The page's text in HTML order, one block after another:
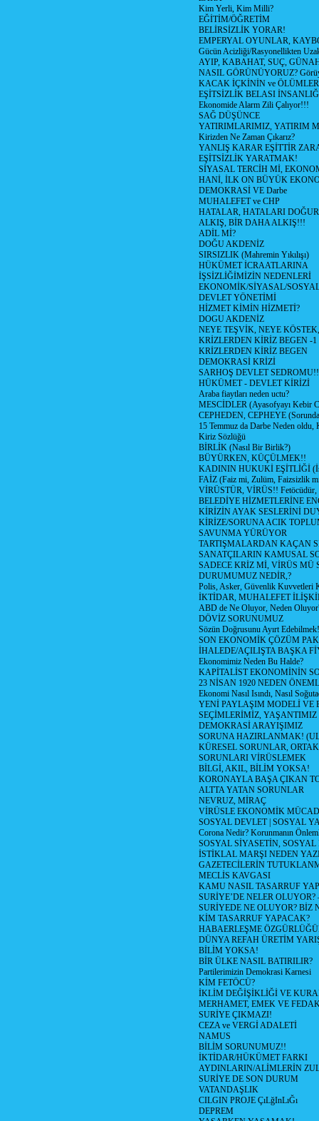
Kim Yerli, Kim Milli?
EĞİTİM/ÖĞRETİM
BELİRSİZLİK YORAR!
EMPERYAL OYUNLAR,
Gücün Acizliği/Rasyonellikten
AYIP, KABAHAT, SUÇ,
NASIL GÖRÜNÜYORUZ?
KACAK İÇKİNİN ve
EŞİTSİZLİK BELASI
Ekonomide Alarm Zili Çalıyor!!!
SAĞ DÜŞÜNCE
YATIRIMLARIMIZ, YATIRIM
Kirizden Ne Zaman Çıkarız?
YANLIŞ KARAR EŞİTTİR
EŞİTSİZLİK YARATMAK!
SİYASAL TERCİH Mİ,
HANİ, İLK ON BÜYÜK
DEMOKRASİ VE Darbe
MUHALEFET ve CHP
HATALAR, HATALARI
ALKIŞ, BİR DAHA ALKIŞ!!!
ADİL Mİ?
DOĞU AKDENİZ
SIRSIZLIK (Mahremin Yıkılışı)
HÜKÜMET İCRAATLARINA
İŞSİZLİĞİMİZİN NEDENLERİ
EKONOMİK/SİYASAL/
DEVLET YÖNETİMİ
HİZMET KİMİN HİZMETİ?
DOGU AKDENİZ
NEYE TEŞVİK, NEYE
KRİZLERDEN KİRİZ BEGEN -1
KRİZLERDEN KİRİZ BEGEN
DEMOKRASİ KRİZİ
SARHOŞ DEVLET SEDROMU!!
HÜKÜMET - DEVLET KİRİZİ
Araba fiaytları neden uctu?
MESCİDLER (Ayasofyayı Kebir
CEPHEDEN, CEPHEYE
15 Temmuz da Darbe Neden oldu,
Kiriz Sözlüğü
BİRLİK (Nasıl Bir Birlik?)
BÜYÜRKEN, KÜÇÜLMEK!!
KADININ HUKUKİ EŞİTLİĞİ
FAİZ (Faiz mi, Zulüm, Faizsizlik
VİRÜSTÜR, VİRÜS!! Fetöcüdür,
BELEDİYE HİZMETLERİNE
KİRİZİN AYAK SESLERİNİ
KİRİZE/SORUNA ACIK
SAVUNMA YÜRÜYOR
TARTIŞMALARDAN KAÇAN
SANATÇILARIN KAMUSAL
SADECE KRİZ Mİ, VİRÜS MÜ
DURUMUMUZ NEDİR,?
Polis, Asker, Güvenlik Kuvvetleri
İKTİDAR, MUHALEFET
ABD de Ne Oluyor, Neden
DÖVİZ SORUNUMUZ
Sözün Doğrusunu Ayırt Edebilmek!
SON EKONOMİK ÇÖZÜM
İHALEDE/AÇILIŞTA BAŞKA
Ekonomimiz Neden Bu Halde?
KAPİTALİST EKONOMİNİN
23 NİSAN 1920 NEDEN
Ekonomi Nasıl Isındı, Nasıl
YENİ PAYLAŞIM MODELİ VE
SEÇİMLERİMİZ, YAŞANTIMIZ
DEMOKRASİ ARAYIŞIMIZ
SORUNA HAZIRLANMAK!
KÜRESEL SORUNLAR,
SORUNLARI VİRÜSLEMEK
BİLGİ, AKIL, BİLİM YOKSA!
KORONAYLA BAŞA ÇIKAN
ALTTA YATAN SORUNLAR
NEVRUZ, MİRAÇ
VİRÜSLE EKONOMİK
SOSYAL DEVLET | SOSYAL
Corona Nedir? Korunmanın
SOSYAL SİYASETİN,
İSTİKLAL MARŞI NEDEN
GAZETECİLERİN
MECLİS KAVGASI
KAMU NASIL TASARRUF
SURİYE’DE NELER OLUYOR?
SURİYEDE NE OLUYOR? BİZ
KİM TASARRUF YAPACAK?
HABAERLEŞME
DÜNYA REFAH ÜRETİM
BİLİM YOKSA!
BİR ÜLKE NASIL BATIRILIR?
Partilerimizin Demokrasi Karnesi
KİM FETÖCÜ?
İKLİM DEĞİŞİKLİĞİ VE
MERHAMET, EMEK VE
SURİYE ÇIKMAZI!
CEZA ve VERGİ ADALETİ
NAMUS
BİLİM SORUNUMUZ!!
İKTİDAR/HÜKÜMET FARKI
AYDINLARIN/ALİMLERİN
SURİYE DE SON DURUM
VATANDAŞLIK
CILGIN PROJE ÇıLğInLıĞı
DEPREM